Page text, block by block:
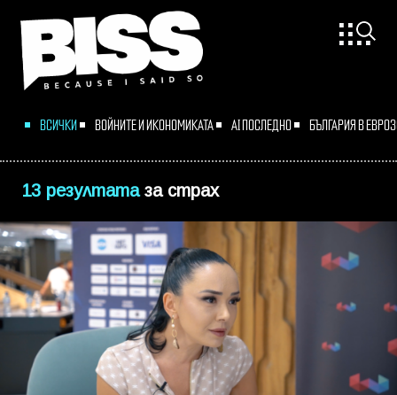
ВСИЧКИ ВОЙНИТЕ И ИКОНОМИКАТА AI ПОСЛЕДНО БЪЛГАРИЯ В
13 резултатаза страх